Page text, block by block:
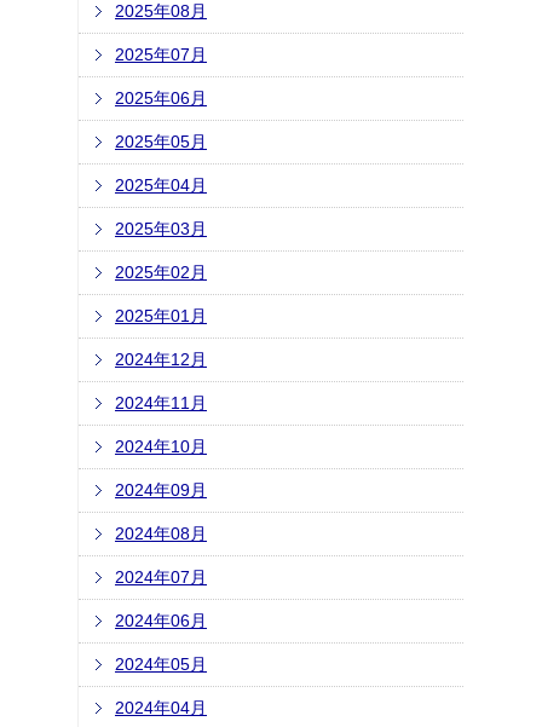
2025年08月
2025年07月
2025年06月
2025年05月
2025年04月
2025年03月
2025年02月
2025年01月
2024年12月
2024年11月
2024年10月
2024年09月
2024年08月
2024年07月
2024年06月
2024年05月
2024年04月